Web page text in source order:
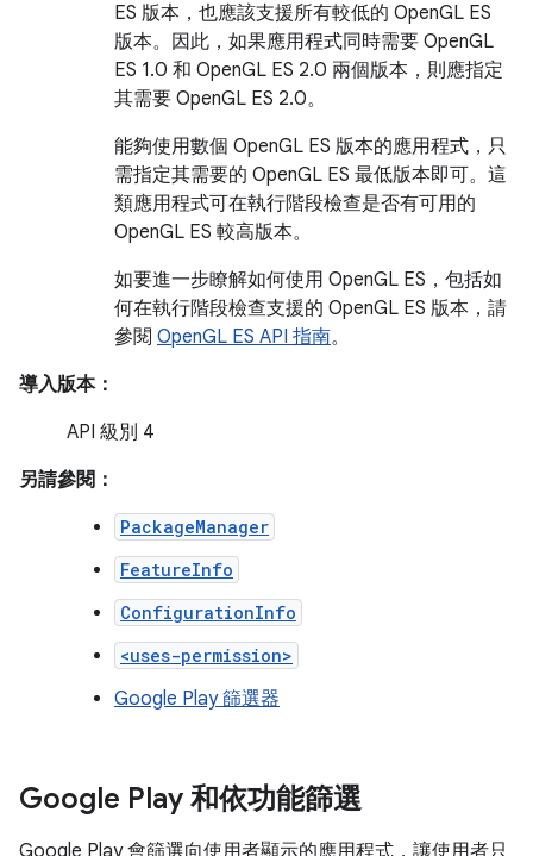
ES 版本，也應該支援所有較低的 OpenGL ES
版本。因此，如果應用程式同時需要 OpenGL
ES 1.0 和 OpenGL ES 2.0 兩個版本，則應指定
其需要 OpenGL ES 2.0。
能夠使用數個 OpenGL ES 版本的應用程式，只
需指定其需要的 OpenGL ES 最低版本即可。這
類應用程式可在執行階段檢查是否有可用的
OpenGL ES 較高版本。
如要進一步瞭解如何使用 OpenGL ES，包括如
何在執行階段檢查支援的 OpenGL ES 版本，請
參閱 OpenGL ES API 指南。
導入版本：
API 級別 4
另請參閱：
PackageManager
FeatureInfo
ConfigurationInfo
<uses-permission>
Google Play 篩選器
Google Play 和依功能篩選
Google Play 會篩選向使用者顯示的應用程式，讓使用者只